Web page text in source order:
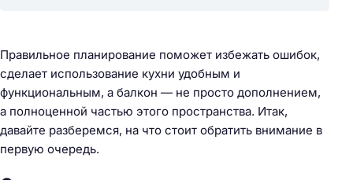
Правильное планирование поможет избежать ошибок,
сделает использование кухни удобным и
функциональным, а балкон — не просто дополнением,
а полноценной частью этого пространства. Итак,
давайте разберемся, на что стоит обратить внимание в
первую очередь.